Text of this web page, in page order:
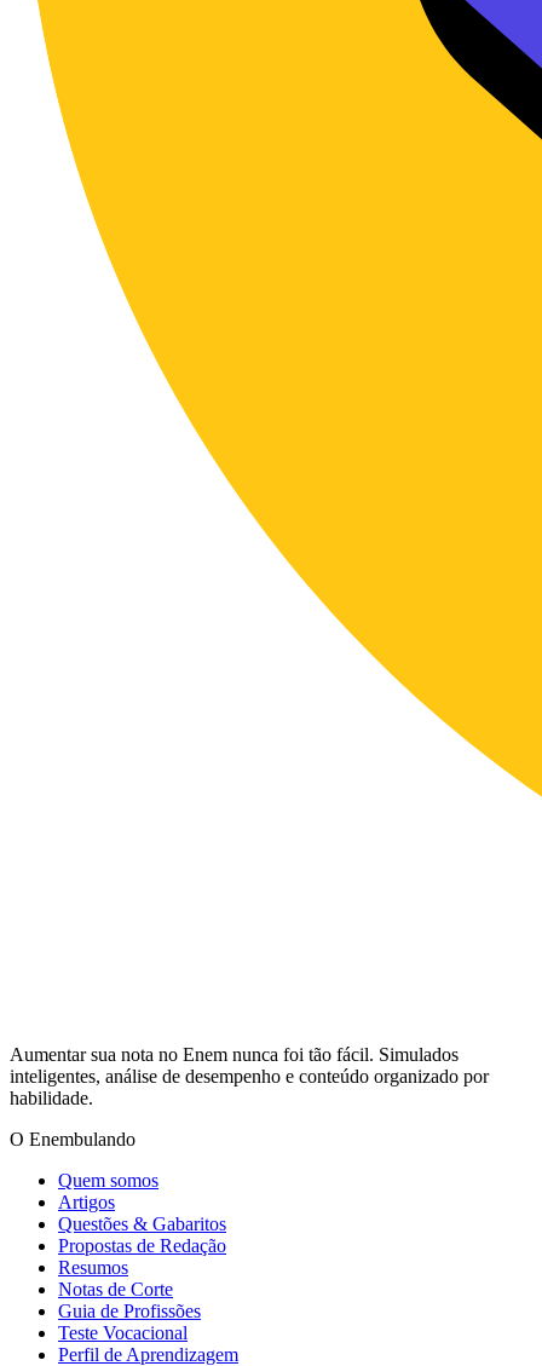
Aumentar sua nota no Enem nunca foi tão fácil. Simulados
inteligentes, análise de desempenho e conteúdo organizado por
habilidade.
O Enembulando
Quem somos
Artigos
Questões & Gabaritos
Propostas de Redação
Resumos
Notas de Corte
Guia de Profissões
Teste Vocacional
Perfil de Aprendizagem